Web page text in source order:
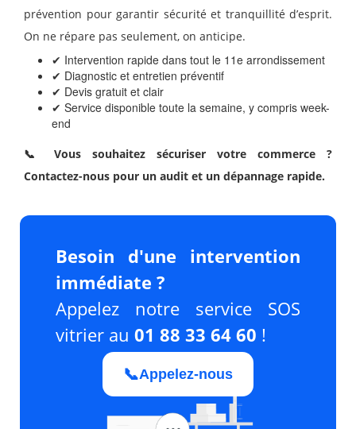
prévention pour garantir sécurité et tranquillité d’esprit.
On ne répare pas seulement, on anticipe.
✔ Intervention rapide dans tout le 11e arrondissement
✔ Diagnostic et entretien préventif
✔ Devis gratuit et clair
✔ Service disponible toute la semaine, y compris week-
end
📞 Vous souhaitez sécuriser votre commerce ?
Contactez-nous pour un audit et un dépannage rapide.
Besoin d'une intervention
immédiate ?
Appelez notre service SOS
vitrier au 01 88 33 64 60 !
📞Appelez-nous